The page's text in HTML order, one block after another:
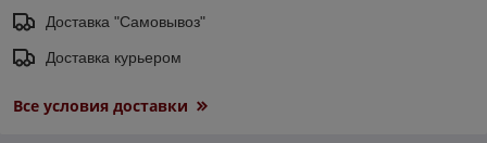
Доставка "Самовывоз"
Доставка курьером
Все условия доставки